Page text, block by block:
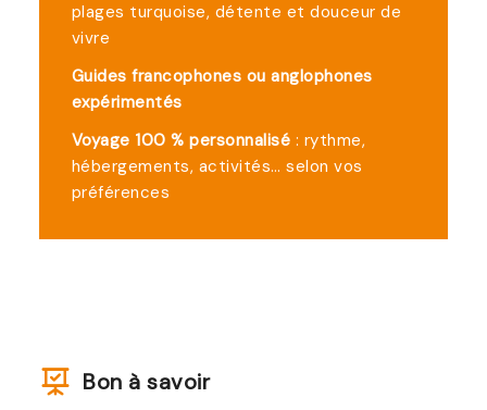
plages turquoise, détente et douceur de
vivre
Guides francophones ou anglophones
expérimentés
Voyage 100 % personnalisé : rythme,
hébergements, activités… selon vos
préférences
Bon à savoir